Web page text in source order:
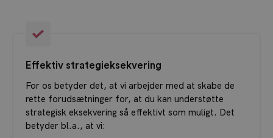
Effektiv strategieksekvering
For os betyder det, at vi arbejder med at skabe de
rette forudsætninger for, at du kan understøtte
strategisk eksekvering så effektivt som muligt. Det
betyder bl.a., at vi: